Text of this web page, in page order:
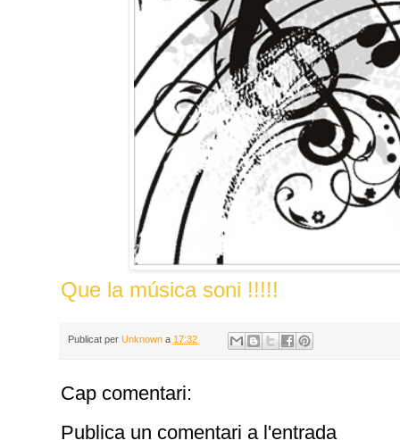
Que la música soni !!!!!
Publicat per Unknown a 17:32
Cap comentari:
Publica un comentari a l'entrada